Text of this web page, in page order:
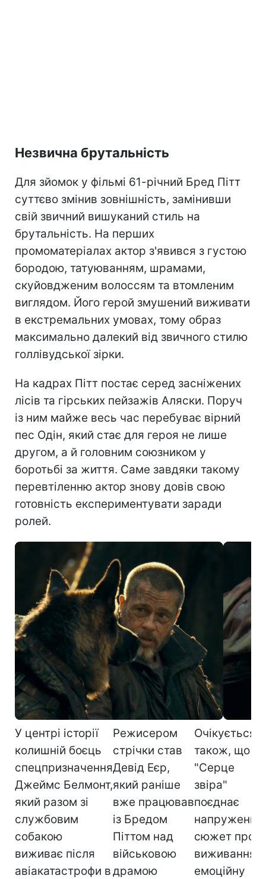
Незвична брутальність
Для зйомок у фільмі 61-річний Бред Пітт
суттєво змінив зовнішність, замінивши
свій звичний вишуканий стиль на
брутальність. На перших
промоматеріалах актор з'явився з густою
бородою, татуюванням, шрамами,
скуйовдженим волоссям та втомленим
виглядом. Його герой змушений виживати
в екстремальних умовах, тому образ
максимально далекий від звичного стилю
голлівудської зірки.
На кадрах Пітт постає серед засніжених
лісів та гірських пейзажів Аляски. Поруч
із ним майже весь час перебуває вірний
пес Одін, який стає для героя не лише
другом, а й головним союзником у
боротьбі за життя. Саме завдяки такому
перевтіленню актор знову довів свою
готовність експериментувати заради
ролей.
У центрі історії
колишній боєць
спецпризначення
Джеймс Белмонт,
який разом зі
службовим
собакою
виживає після
авіакатастрофи в
Режисером
стрічки став
Девід Еєр,
який раніше
вже працював
із Бредом
Піттом над
військовою
драмою
Очікується
також, що
"Серце
звіра"
поєднає
напружений
сюжет про
виживання,
емоційну